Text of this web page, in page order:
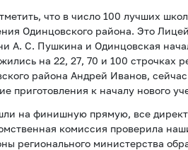
что в число 100 лучших
Одинцовского района. Это
А. С. Пушкина и Одинцовская
на 22, 27, 70 и 100 строчках
района Андрей Иванов,
приготовления к началу нового
на финишную прямую, все
комиссия проверила
регионального министерства